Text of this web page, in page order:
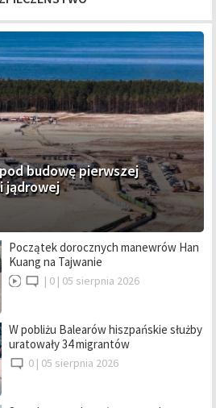
budowę pierwszej
jądrowej
Początek dorocznych manewrów Han
Kuang na Tajwanie
| 0 | 05 sierpnia 2026
W pobliżu Balearów hiszpańskie służby
uratowały 34 migrantów
0 | 05 sierpnia 2026